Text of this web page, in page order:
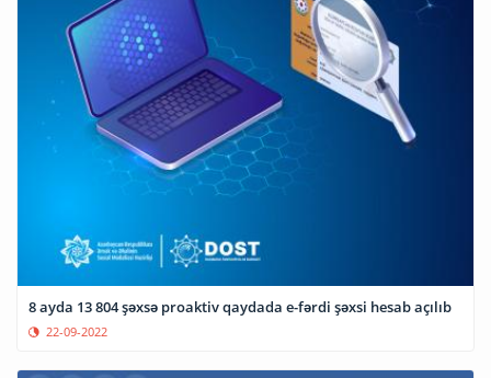
8 ayda 13 804 şəxsə proaktiv qaydada e-fərdi şəxsi hesab açılıb
22-09-2022